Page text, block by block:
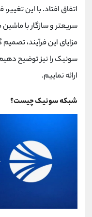
سریعتر و سازگار با
مزایای این فرآیند،
سونیک را نیز توضیح
ارائه نماییم.
شبکه سونیک چیست؟
کانال تلگرام